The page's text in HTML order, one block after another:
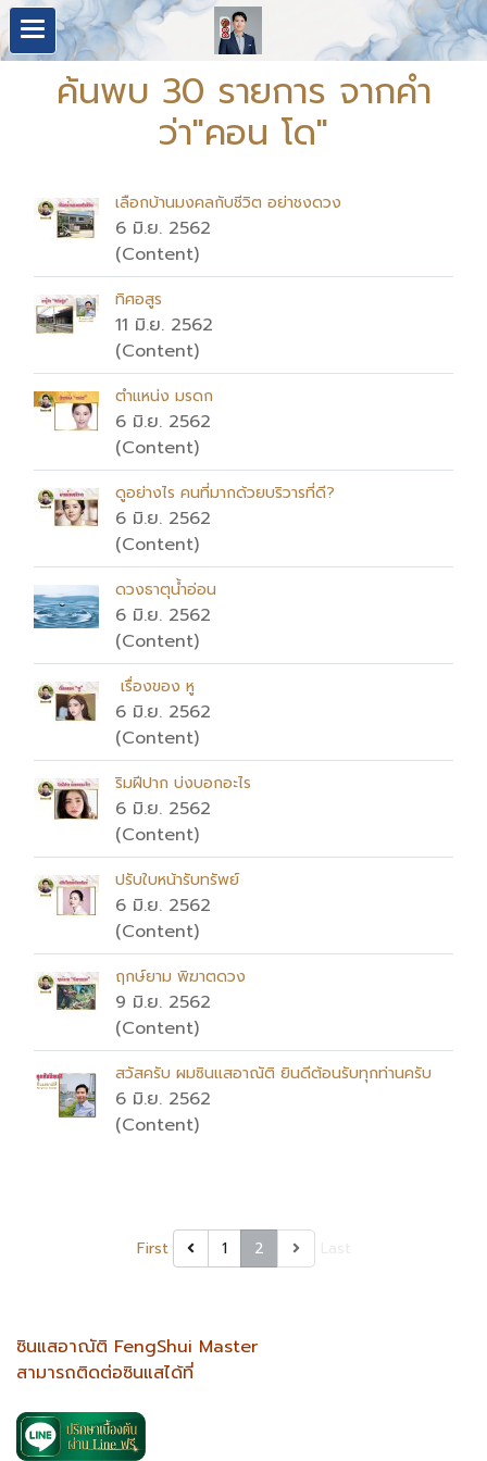
ค้นพบ 30 รายการ จากคำ
ว่า"คอน โด"
เลือกบ้านมงคลกับชีวิต อย่าชงดวง
6 มิ.ย. 2562
(Content)
ทิศอสูร
11 มิ.ย. 2562
(Content)
ตำแหน่ง มรดก
6 มิ.ย. 2562
(Content)
ดูอย่างไร คนที่มากด้วยบริวารที่ดี?
6 มิ.ย. 2562
(Content)
ดวงธาตุน้ำอ่อน
6 มิ.ย. 2562
(Content)
เรื่องของ หู
6 มิ.ย. 2562
(Content)
ริมฝีปาก บ่งบอกอะไร
6 มิ.ย. 2562
(Content)
ปรับใบหน้ารับทรัพย์
6 มิ.ย. 2562
(Content)
ฤกษ์ยาม พิฆาตดวง
9 มิ.ย. 2562
(Content)
สวัสครับ ผมซินแสอาณัติ ยินดีต้อนรับทุกท่านครับ
6 มิ.ย. 2562
(Content)
First 1 2
ซินแสอาณัติ FengShui Master
สามารถติดต่อซินแสได้ที่